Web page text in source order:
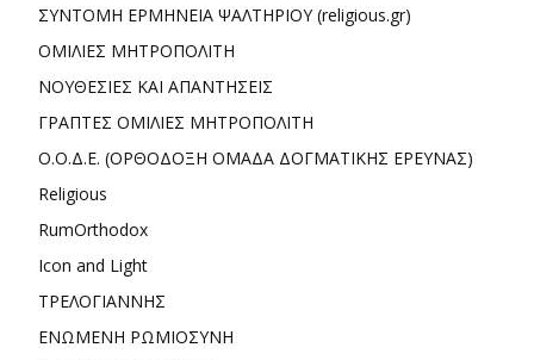
ΣΥΝΤΟΜΗ ΕΡΜΗΝΕΙΑ ΨΑΛΤΗΡΙΟΥ (religious.gr)
ΟΜΙΛΙΕΣ ΜΗΤΡΟΠΟΛΙΤΗ
ΝΟΥΘΕΣΙΕΣ ΚΑΙ ΑΠΑΝΤΗΣΕΙΣ
ΓΡΑΠΤΕΣ ΟΜΙΛΙΕΣ ΜΗΤΡΟΠΟΛΙΤΗ
Ο.Ο.Δ.Ε. (ΟΡΘΟΔΟΞΗ ΟΜΑΔΑ ΔΟΓΜΑΤΙΚΗΣ ΕΡΕΥΝΑΣ)
Religious
RumOrthodox
Icon and Light
ΤΡΕΛΟΓΙΑΝΝΗΣ
ΕΝΩΜΕΝΗ ΡΩΜΙΟΣΥΝΗ